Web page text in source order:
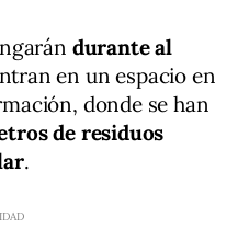
durante al
en un espacio en
donde se han
de residuos
.